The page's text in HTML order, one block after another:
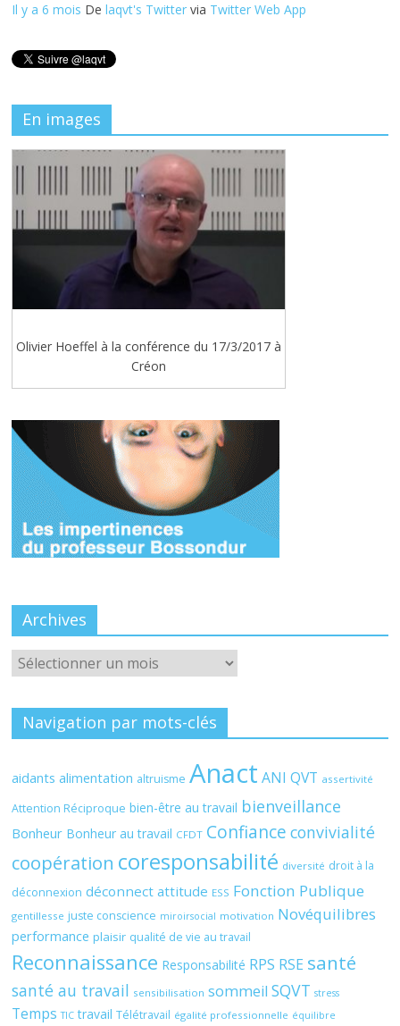
Il y a 6 mois Delaqvt's Twitter via Twitter Web App
En images
Olivier Hoeffel à la conférence du 17/3/2017 à
Créon
Archives
Archives
Navigation par mots-clés
aidants alimentation altruisme Anact ANI QVT assertivité
Attention Réciproque bien-être au travail bienveillance
Bonheur Bonheur au travail CFDT Confiance convivialité
coopération coresponsabilité diversité droit à la
déconnexion déconnect attitude ESS Fonction Publique
gentillesse juste conscience miroirsocial motivation Novéquilibres
performance plaisir qualité de vie au travail
Reconnaissance Responsabilité RPS RSE santé
santé au travail sensibilisation sommeil SQVT stress
Temps TIC travail Télétravail égalité professionnelle équilibre